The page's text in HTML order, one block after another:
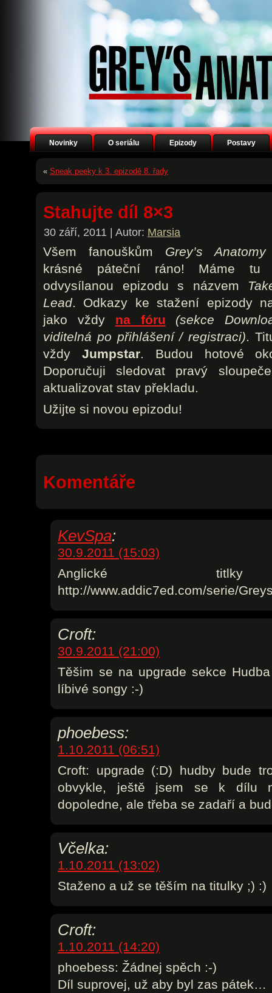
Novinky O seriálu Epizody Postavy
« Sneak peeky k 3. epizodě 8. řady
Stahujte díl 8×3
30 září, 2011 | Autor: Marsia
Všem fanouškům Grey’s Anatomy
krásné páteční ráno! Máme tu
odvysílanou epizodu s názvem
Lead. Odkazy ke stažení epizody
jako vždy
na fóru
(sekce
viditelná po přihlášení / registraci).
vždy Jumpstar. Budou hotové
Doporučuji sledovat pravý
aktualizovat stav překladu.
Užijte si novou epizodu!
Komentáře
KevSpa:
30.9.2011 (15:03)
Anglické
http://www.addic7ed.com/serie/
Croft:
30.9.2011 (21:00)
Těšim se na upgrade sekce
líbivé songy :-)
phoebess:
1.10.2011 (06:51)
Croft: upgrade (:D) hudby bude
obvykle, ještě jsem se k dílu
dopoledne, ale třeba se zadaří a
Včelka:
1.10.2011 (13:02)
Staženo a už se těším na titulky ;) :)
Croft:
1.10.2011 (14:20)
phoebess: Žádnej spěch :-)
Díl suprovej, už aby byl zas pátek…